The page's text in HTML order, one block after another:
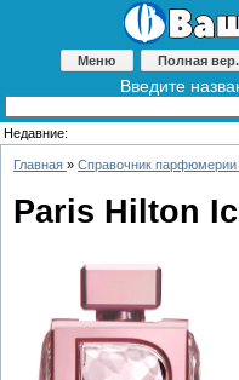
Меню Полная вер.
Введите
Недавние:
Главная » Справочник парфюмерии
Paris Hilton